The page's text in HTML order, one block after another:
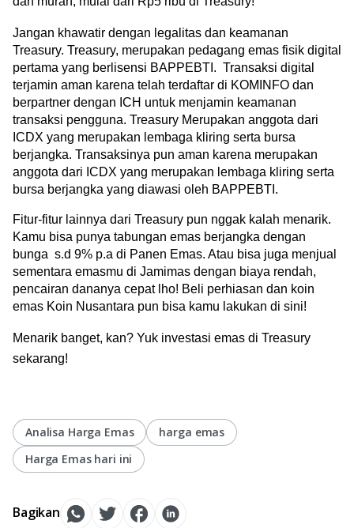
Jangan khawatir dengan legalitas dan keamanan
Treasury. Treasury, merupakan pedagang emas fisik digital
pertama yang berlisensi BAPPEBTI.  Transaksi digital
terjamin aman karena telah terdaftar di KOMINFO dan
berpartner dengan ICH untuk menjamin keamanan
transaksi pengguna. Treasury Merupakan anggota dari
ICDX yang merupakan lembaga kliring serta bursa
berjangka. Transaksinya pun aman karena merupakan
anggota dari ICDX yang merupakan lembaga kliring serta
bursa berjangka yang diawasi oleh BAPPEBTI.
Fitur-fitur lainnya dari Treasury pun nggak kalah menarik.
Kamu bisa punya tabungan emas berjangka dengan
bunga  s.d 9% p.a di Panen Emas. Atau bisa juga menjual
sementara emasmu di Jamimas dengan biaya rendah,
pencairan dananya cepat lho! Beli perhiasan dan koin
emas Koin Nusantara pun bisa kamu lakukan di sini!
Menarik banget, kan? Yuk investasi emas di Treasury
sekarang!
Analisa Harga Emas
harga emas
Harga Emas hari ini
Bagikan